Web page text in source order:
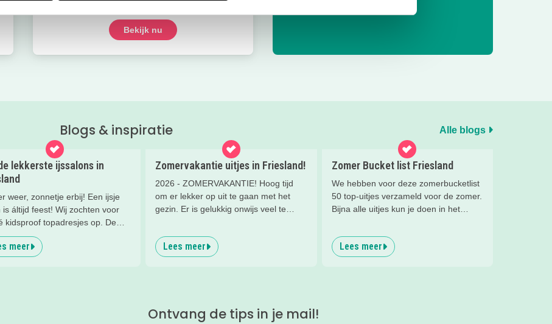
Onze favoriete zomerboeken voor kinderen!
Bekijk nu
Blogs & inspiratie Alle blogs
lekkerste ijssalons in
weer, zonnetje erbij! Een ijsje
is áltijd feest! Wij zochten voor
kidsproof topadresjes op. De
terrasjes en de leukste
zodat jij er ook lekker bij zit.
meer
Zomervakantie uitjes in Friesland!
2026 - ZOMERVAKANTIE! Hoog tijd
om er lekker op uit te gaan met het
gezin. Er is gelukkig onwijs veel te
een vet aquapark, een leuke
workshop, tekenen in de
prinsessentuin of klombootje varen?
Lees meer
Zomer Bucket list Friesland
We hebben voor deze zomerbucketlist
50 top-uitjes verzameld voor de zomer.
Bijna alle uitjes kun je doen in het
tips in buiten de regio, maar die waren
té leuk om niet te noemen ;)
Lees meer
Ontvang de tips in je mail!